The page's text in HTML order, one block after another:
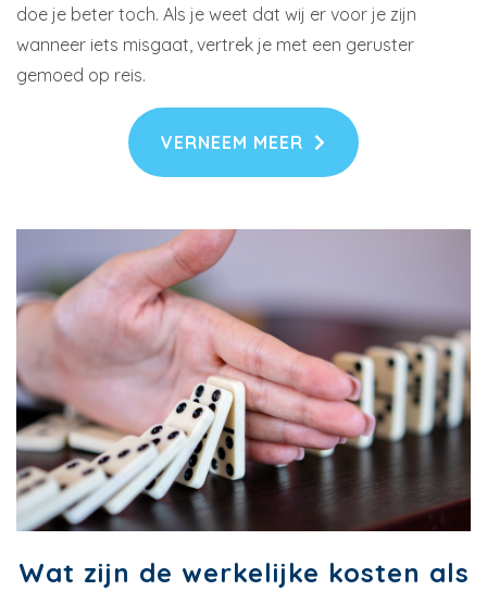
doe je beter toch. Als je weet dat wij er voor je zijn
wanneer iets misgaat, vertrek je met een geruster
gemoed op reis.
VERNEEM MEER
Wat zijn de werkelijke kosten als